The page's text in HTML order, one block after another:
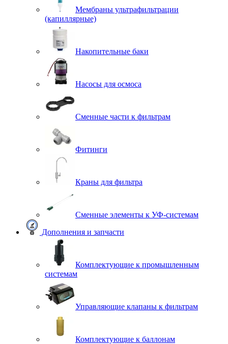
Мембраны ультрафильтрации
(капиллярные)
Накопительные баки
Насосы для осмоса
Сменные части к фильтрам
Фитинги
Краны для фильтра
Сменные элементы к УФ-системам
Дополнения и запчасти
Комплектующие к промышленным
системам
Управляющие клапаны к фильтрам
Комплектующие к баллонам